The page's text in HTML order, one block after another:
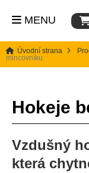
MENU
Úvodní strana
mincovníku
Hokeje
Vzdušný
která